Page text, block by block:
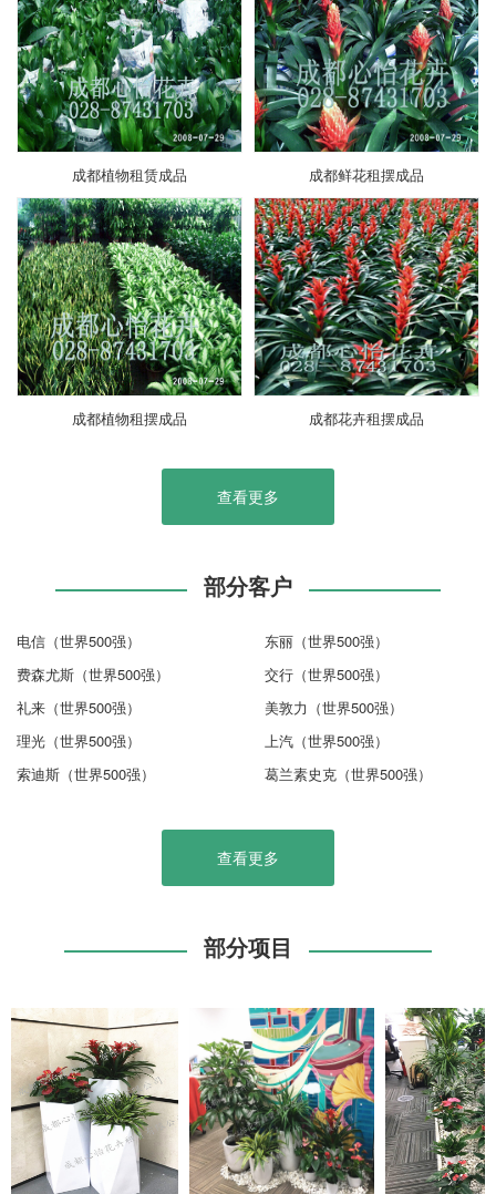
成都植物租赁成品 成都鲜花租摆成品
成都植物租摆成品 成都花卉租摆成品
查看更多
部分客户
电信（世界500强）
东丽（世界500强）
费森尤斯（世界500强）
交行（世界500强）
礼来（世界500强）
美敦力（世界500强）
理光（世界500强）
上汽（世界500强）
索迪斯（世界500强）
葛兰素史克（世界500强）
查看更多
部分项目